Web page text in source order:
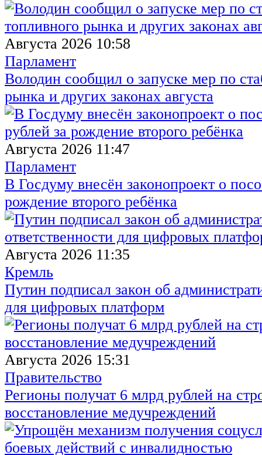
Августа 2026 10:58
Парламент
Володин сообщил о запуске мер по
рынка и других законах августа
Августа 2026 11:47
Парламент
В Госдуму внесён законопроект о
рождение второго ребёнка
Августа 2026 11:35
Кремль
Путин подписал закон об
для цифровых платформ
Августа 2026 15:31
Правительство
Регионы получат 6 млрд рублей на
восстановление медучреждений